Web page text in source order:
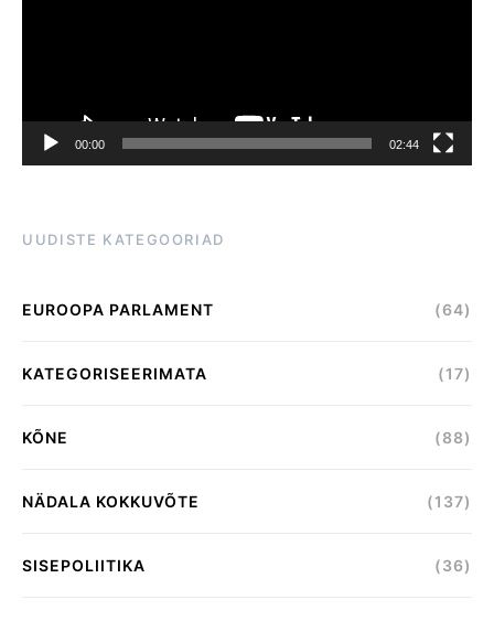
00:00 02:44
UUDISTE KATEGOORIAD
EUROOPA PARLAMENT (64)
KATEGORISEERIMATA (17)
KÕNE (88)
NÄDALA KOKKUVÕTE (137)
SISEPOLIITIKA (36)